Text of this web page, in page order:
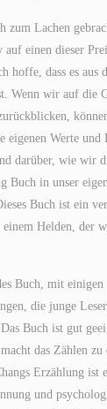
zum Lachen
einen dieser
hoffe, dass es aus
Wenn wir auf die
eigenen Werte und
darüber, wie wir
Buch in unser
Buch ist ein
einem Helden, der
Buch, mit einigen
die junge Leser
Buch ist gut
das Zählen zu
Erzählung ist
und